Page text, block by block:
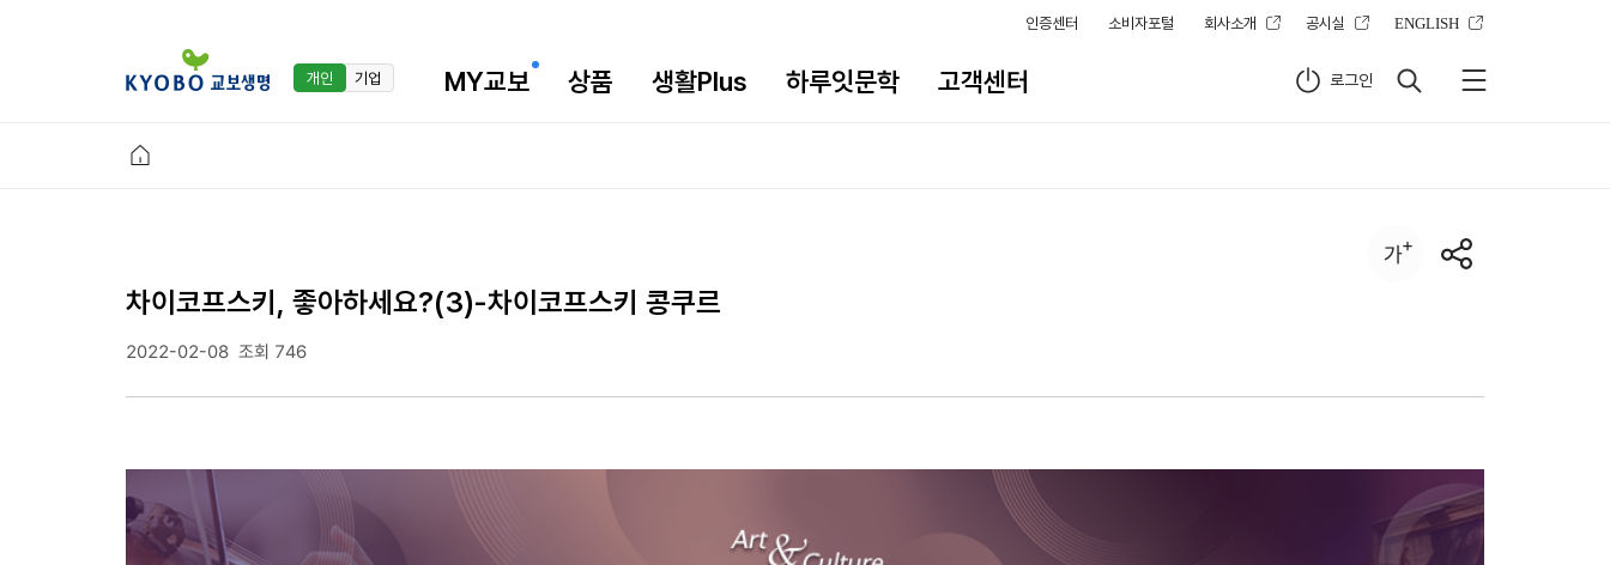
인증센터 소비자포털 회사소개 공시실 ENGLISH
개인 기업 MY교보 상품 생활Plus 하루잇문학 고객센터 로그인
차이코프스키, 좋아하세요?(3)-차이코프스키 콩쿠르
2022-02-08 조회 746